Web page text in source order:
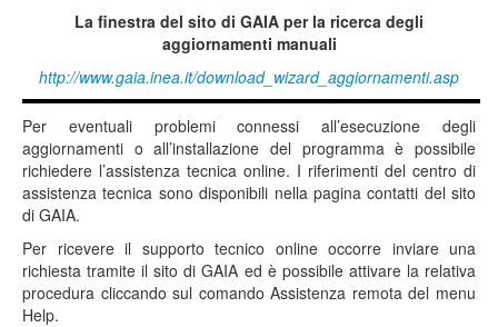
La finestra del sito di GAIA per la ricerca degli
aggiornamenti manuali
http://www.gaia.inea.it/download_wizard_aggiornamenti.asp
Per eventuali problemi connessi all’esecuzione degli
aggiornamenti o all’installazione del programma è possibile
richiedere l’assistenza tecnica online. I riferimenti del centro di
assistenza tecnica sono disponibili nella pagina contatti del sito
di GAIA.
Per ricevere il supporto tecnico online occorre inviare una
richiesta tramite il sito di GAIA ed è possibile attivare la relativa
procedura cliccando sul comando Assistenza remota del menu
Help.